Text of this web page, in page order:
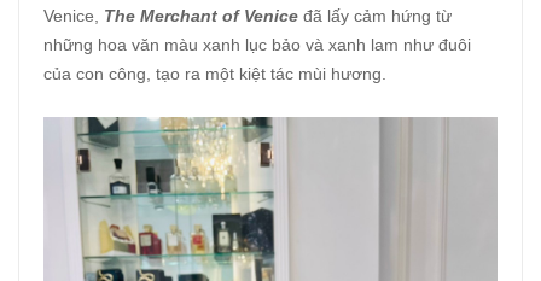
Venice, The Merchant of Venice đã lấy cảm hứng từ
những hoa văn màu xanh lục bảo và xanh lam như đuôi
của con công, tạo ra một kiệt tác mùi hương.